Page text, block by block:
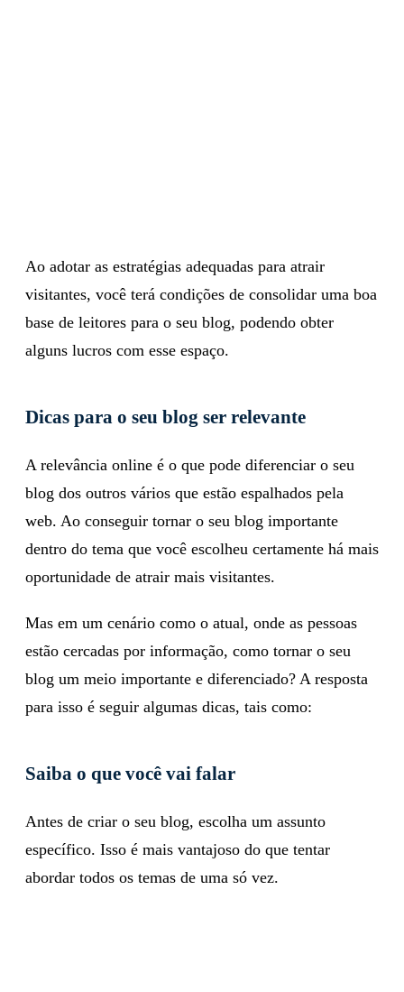
Ao adotar as estratégias adequadas para atrair
visitantes, você terá condições de consolidar uma boa
base de leitores para o seu blog, podendo obter
Dicas para o seu blog ser relevante
A relevância online é o que pode diferenciar o seu
blog dos outros vários que estão espalhados pela
web. Ao conseguir tornar o seu blog importante
dentro do tema que você escolheu certamente há mais
oportunidade de atrair mais visitantes.
Mas em um cenário como o atual, onde as pessoas
estão cercadas por informação, como tornar o seu
blog um meio importante e diferenciado? A resposta
Saiba o que você vai falar
Antes de criar o seu blog, escolha um assunto
específico. Isso é mais vantajoso do que tentar